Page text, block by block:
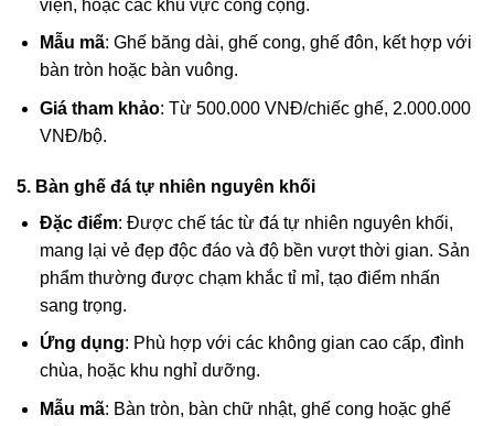
viện, hoặc các khu vực công cộng.
Mẫu mã: Ghế băng dài, ghế cong, ghế đôn, kết hợp với
bàn tròn hoặc bàn vuông.
Giá tham khảo: Từ 500.000 VNĐ/chiếc ghế, 2.000.000
VNĐ/bộ.
5. Bàn ghế đá tự nhiên nguyên khối
Đặc điểm: Được chế tác từ đá tự nhiên nguyên khối,
mang lại vẻ đẹp độc đáo và độ bền vượt thời gian. Sản
phẩm thường được chạm khắc tỉ mỉ, tạo điểm nhấn
sang trọng.
Ứng dụng: Phù hợp với các không gian cao cấp, đình
chùa, hoặc khu nghỉ dưỡng.
Mẫu mã: Bàn tròn, bàn chữ nhật, ghế cong hoặc ghế